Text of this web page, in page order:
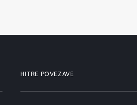
HITRE POVEZAVE